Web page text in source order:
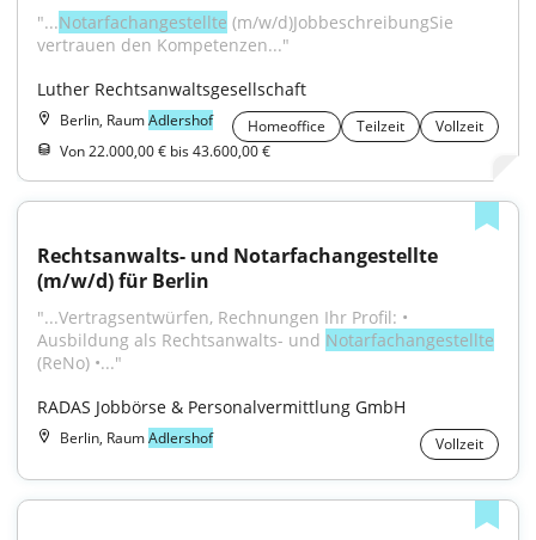
"...Notarfachangestellte (m/w/d)JobbeschreibungSie
vertrauen den Kompetenzen..."
Luther Rechtsanwaltsgesellschaft
Berlin, RaumAdlershof Homeoffice Teilzeit
Vollzeit
Von 22.000,00 € bis 43.600,00 €
Rechtsanwalts- und Notarfachangestellte
(m/w/d) für Berlin
"...Vertragsentwürfen, Rechnungen Ihr Profil: •
Ausbildung als Rechtsanwalts- und Notarfachangestellte
(ReNo) •..."
RADAS Jobbörse & Personalvermittlung GmbH
Berlin, RaumAdlershof Vollzeit